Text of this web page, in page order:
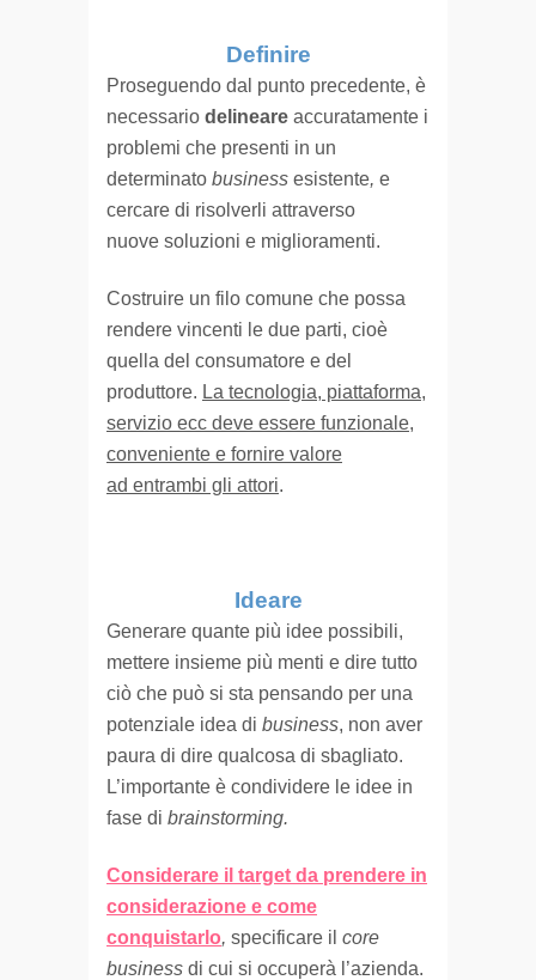
Definire
Proseguendo dal punto precedente, è
necessario delineare accuratamente i
problemi che presenti in un
determinato business esistente, e
cercare di risolverli attraverso
nuove soluzioni e miglioramenti.
Costruire un filo comune che possa
rendere vincenti le due parti, cioè
quella del consumatore e del
produttore. La tecnologia, piattaforma,
servizio ecc deve essere funzionale,
conveniente e fornire valore
ad entrambi gli attori.
Ideare
Generare quante più idee possibili,
mettere insieme più menti e dire tutto
ciò che può si sta pensando per una
potenziale idea di business, non aver
paura di dire qualcosa di sbagliato.
L’importante è condividere le idee in
fase di brainstorming.
Considerare il target da prendere in
considerazione e come
conquistarlo, specificare il core
business di cui si occuperà l’azienda.